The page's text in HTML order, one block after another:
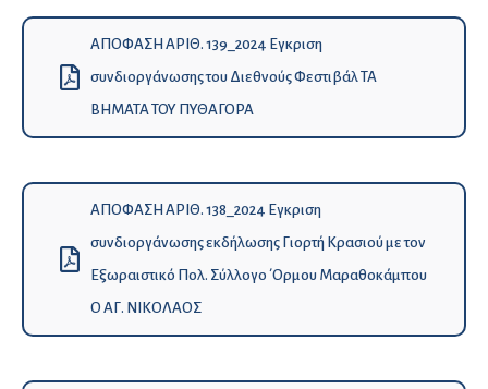
ΑΠΟΦΑΣΗ ΑΡΙΘ. 139_2024 Εγκριση
συνδιοργάνωσης του Διεθνούς Φεστιβάλ ΤΑ
ΒΗΜΑΤΑ ΤΟΥ ΠΥΘΑΓΟΡΑ
ΑΠΟΦΑΣΗ ΑΡΙΘ. 138_2024 Εγκριση
συνδιοργάνωσης εκδήλωσης Γιορτή Κρασιού με τον
Εξωραιστικό Πολ. Σύλλογο ΄Ορμου Μαραθοκάμπου
Ο ΑΓ. ΝΙΚΟΛΑΟΣ